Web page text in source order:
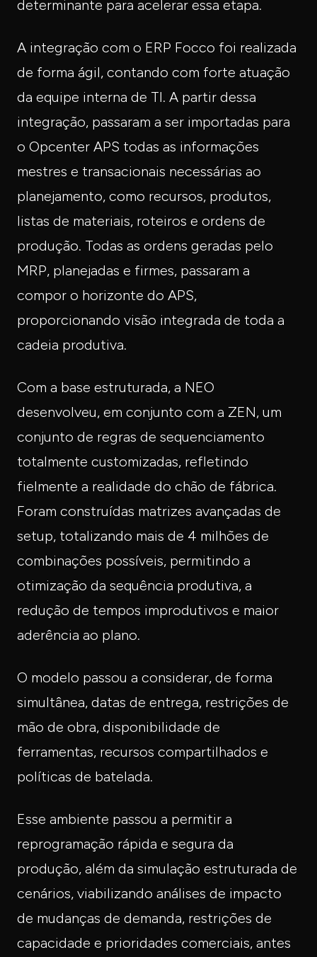
determinante para acelerar essa etapa.
A integração com o ERP Focco foi realizada
de forma ágil, contando com forte atuação
da equipe interna de TI. A partir dessa
integração, passaram a ser importadas para
o Opcenter APS todas as informações
mestres e transacionais necessárias ao
planejamento, como recursos, produtos,
listas de materiais, roteiros e ordens de
produção. Todas as ordens geradas pelo
MRP, planejadas e firmes, passaram a
compor o horizonte do APS,
proporcionando visão integrada de toda a
cadeia produtiva.
Com a base estruturada, a NEO
desenvolveu, em conjunto com a ZEN, um
conjunto de regras de sequenciamento
totalmente customizadas, refletindo
fielmente a realidade do chão de fábrica.
Foram construídas matrizes avançadas de
setup, totalizando mais de 4 milhões de
combinações possíveis, permitindo a
otimização da sequência produtiva, a
redução de tempos improdutivos e maior
aderência ao plano.
O modelo passou a considerar, de forma
simultânea, datas de entrega, restrições de
mão de obra, disponibilidade de
ferramentas, recursos compartilhados e
políticas de batelada.
Esse ambiente passou a permitir a
reprogramação rápida e segura da
produção, além da simulação estruturada de
cenários, viabilizando análises de impacto
de mudanças de demanda, restrições de
capacidade e prioridades comerciais, antes